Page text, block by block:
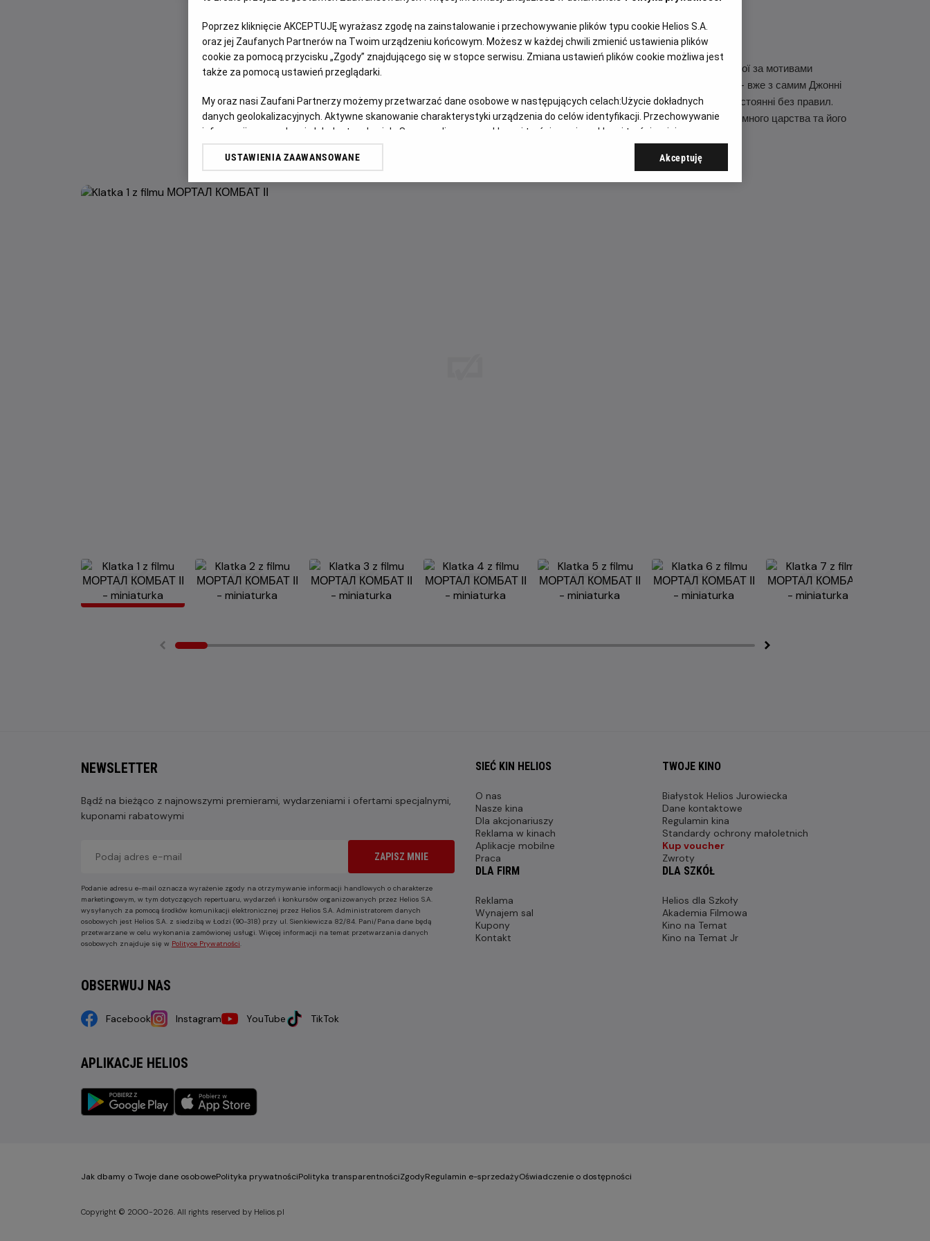
OPIS FILMU
Від студії New Line Cinema — новий вибуховий розділ культової франшизи, створеної за мотивами
легендарної відеогри Mortal Kombat II. Цього разу у фанатському бойовому строю — вже з самим Джонні
Кейджем — чемпіони зіштовхуються один з одним у безжальному, кривавому протистоянні без правил.
Їхня мета — зупинити темне правління Шао Кана, що загрожує самому існуванню Земного царства та його
NEWSLETTER
Bądź na bieżąco z najnowszymi premierami, wydarzeniami i ofertami specjalnymi,
kuponami rabatowymi
ZAPISZ MNIE
Podanie adresu e-mail oznacza wyrażenie zgody na otrzymywanie informacji handlowych o charakterze
marketingowym, w tym dotyczących repertuaru, wydarzeń i konkursów organizowanych przez Helios S.A.
wysyłanych za pomocą środków komunikacji elektronicznej przez Helios S.A. Administratorem danych
osobowych jest Helios S.A. z siedzibą w Łodzi (90-318) przy ul. Sienkiewicza 82/84. Pani/Pana dane będą
przetwarzane w celu wykonania zamówionej usługi. Więcej informacji na temat przetwarzania danych
osobowych znajduje się w Polityce Prywatności.
OBSERWUJ NAS
Facebook Instagram YouTube TikTok
APLIKACJE HELIOS
SIEĆ KIN HELIOS
O nas
Nasze kina
Dla akcjonariuszy
Reklama w kinach
Aplikacje mobilne
Praca
TWOJE KINO
Białystok Helios Jurowiecka
Dane kontaktowe
Regulamin kina
Standardy ochrony małoletnich
Kup voucher
Zwroty
DLA FIRM
Reklama
Wynajem sal
Kupony
Kontakt
DLA SZKÓŁ
Helios dla Szkoły
Akademia Filmowa
Kino na Temat
Kino na Temat Jr
Jak dbamy o Twoje dane osobowePolityka prywatnościPolityka transparentnościZgodyRegulamin e-sprzedażyOświadczenie o dostępności
Copyright © 2000-2026. All rights reserved by Helios.pl
Poprzez kliknięcie AKCEPTUJĘ wyrażasz zgodę na zainstalowanie i przechowywanie plików typu cookie Helios S.A.
oraz jej Zaufanych Partnerów na Twoim urządzeniu końcowym. Możesz w każdej chwili zmienić ustawienia plików
cookie za pomocą przycisku „Zgody” znajdującego się w stopce serwisu. Zmiana ustawień plików cookie możliwa jest
także za pomocą ustawień przeglądarki.
My oraz nasi Zaufani Partnerzy możemy przetwarzać dane osobowe w następujących celach:Użycie dokładnych
danych geolokalizacyjnych. Aktywne skanowanie charakterystyki urządzenia do celów identyfikacji. Przechowywanie
informacji na urządzeniu lub dostęp do nich. Spersonalizowane reklamy i treści, pomiar reklam i treści, opinie
odbiorców i ulepszanie usług.
Lista Zaufanych Partnerów
USTAWIENIA ZAAWANSOWANE Akceptuję